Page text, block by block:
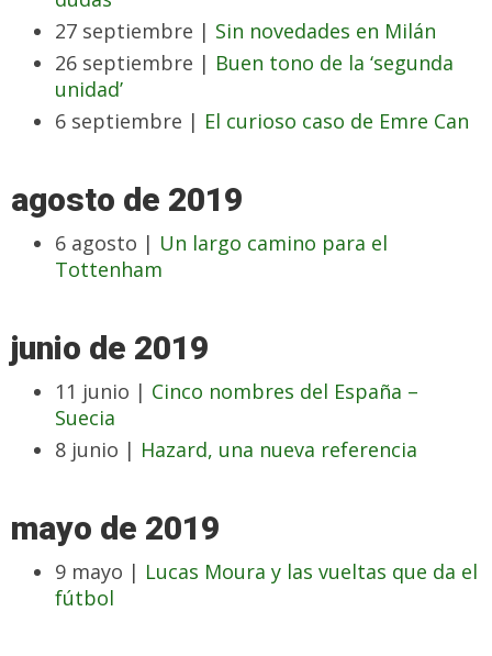
27 septiembre | Sin novedades en Milán
26 septiembre | Buen tono de la ‘segunda
unidad’
6 septiembre | El curioso caso de Emre Can
agosto de 2019
6 agosto | Un largo camino para el
Tottenham
junio de 2019
11 junio | Cinco nombres del España –
Suecia
8 junio | Hazard, una nueva referencia
mayo de 2019
9 mayo | Lucas Moura y las vueltas que da el
fútbol